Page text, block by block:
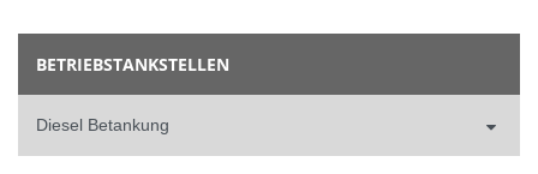
BETRIEBSTANKSTELLEN
Diesel Betankung